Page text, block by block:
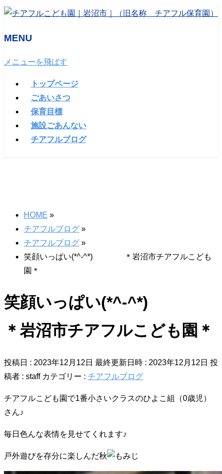
MENU
メニューを飛ばす
トップページ
ごあいさつ
保育目標
施設ごあんない
チアフルブログ
HOME »
チアフルブログ »
チアフルブログ »
笑顔いっぱい(*^-^*) ＊岩沼市チアフルこども
園＊
笑顔いっぱい(*^-^*)
＊岩沼市チアフルこども園＊
投稿日 : 2023年12月12日 最終更新日時 : 2023年12月12日 投
稿者 : staff カテゴリー : チアフルブログ
チアフルこども園で1番小さいクラスのひよこ組（0歳児）
さん♪
毎日色んな表情を見せてくれます♪
戸外遊びを存分に楽しんだ秋